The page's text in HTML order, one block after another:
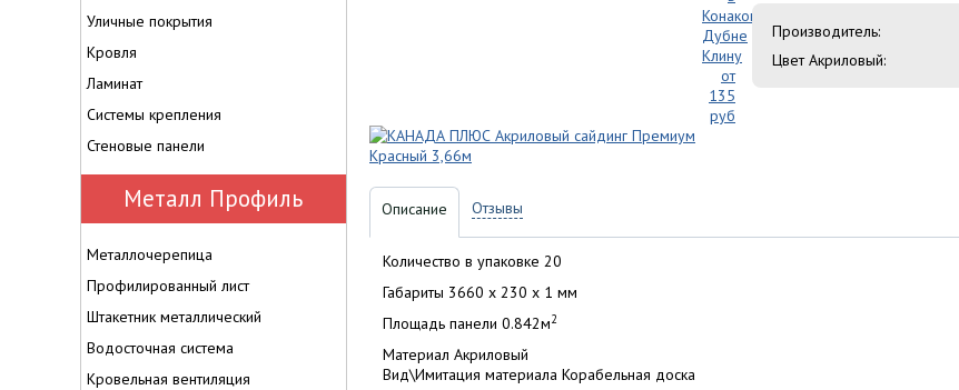
Производитель:
Цвет Акриловый:
Описание Отзывы
Количество в упаковке 20
Габариты 3660 x 230 x 1 мм
Площадь панели 0.842м2
Материал Акриловый
Вид\Имитация материала Корабельная доска
Уличные покрытия
Кровля
Ламинат
Системы крепления
Стеновые панели
Металл Профиль
Металлочерепица
Профилированный лист
Штакетник металлический
Водосточная система
Кровельная вентиляция